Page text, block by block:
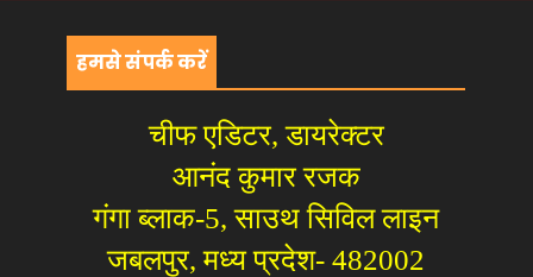
हमसे संपर्क करें
चीफ एडिटर, डायरेक्टर
आनंद कुमार रजक
गंगा ब्लाक-5, साउथ सिविल लाइन
जबलपुर, मध्य प्रदेश- 482002